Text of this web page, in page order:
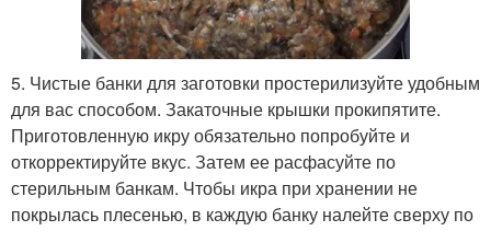
5. Чистые банки для заготовки простерилизуйте удобным
для вас способом. Закаточные крышки прокипятите.
Приготовленную икру обязательно попробуйте и
откорректируйте вкус. Затем ее расфасуйте по
стерильным банкам. Чтобы икра при хранении не
покрылась плесенью, в каждую банку налейте сверху по